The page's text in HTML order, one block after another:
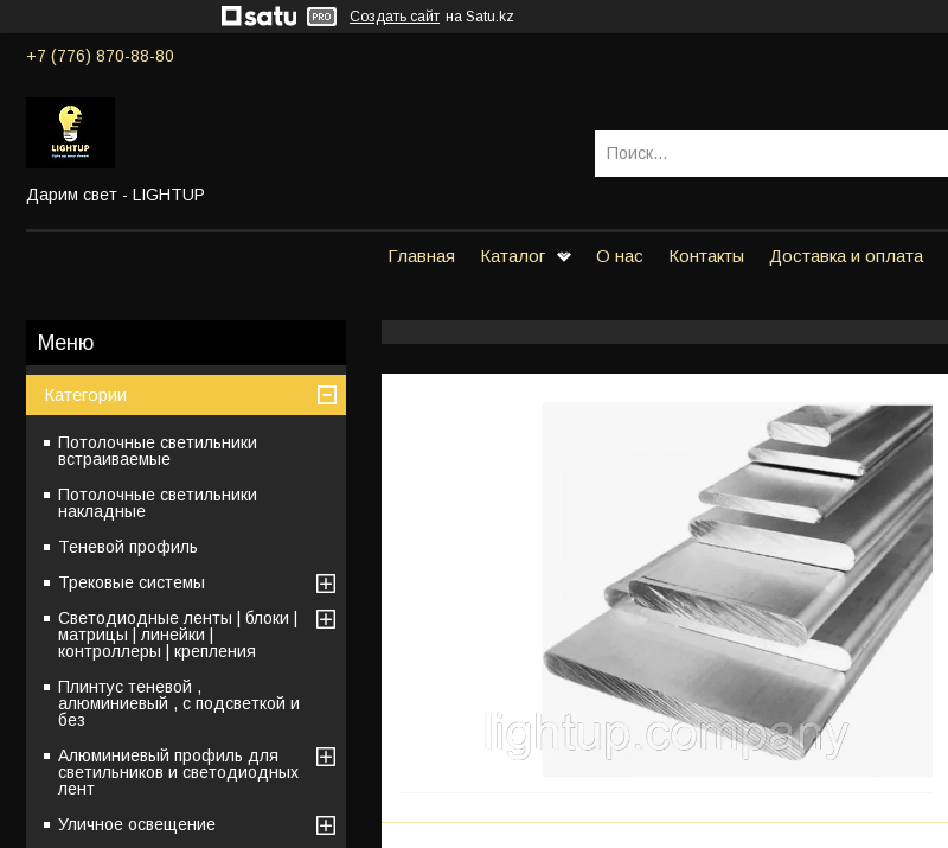
Создать сайт на Satu.kz
+7 (776) 870-88-80
Дарим свет - LIGHTUP
Главная Каталог О нас Контакты Доставка и оплата
Категории
Потолочные светильники
встраиваемые
Потолочные светильники
накладные
Теневой профиль
Трековые системы
Светодиодные ленты | блоки |
матрицы | линейки |
контроллеры | крепления
Плинтус теневой ,
алюминиевый , с подсветкой и
без
Алюминиевый профиль для
светильников и светодиодных
лент
Уличное освещение